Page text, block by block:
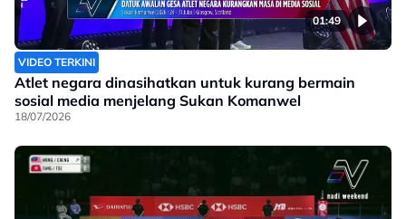
01:49
VIDEO TERKINI
Atlet negara dinasihatkan untuk kurang bermain
sosial media menjelang Sukan Komanwel
18/07/2026